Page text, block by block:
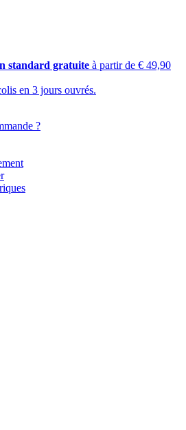
standard gratuite à partir de € 49,90
en 3 jours ouvrés.
?